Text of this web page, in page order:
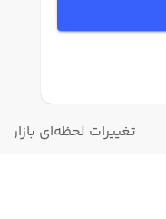
تغییرات لحظه‌ای بازار